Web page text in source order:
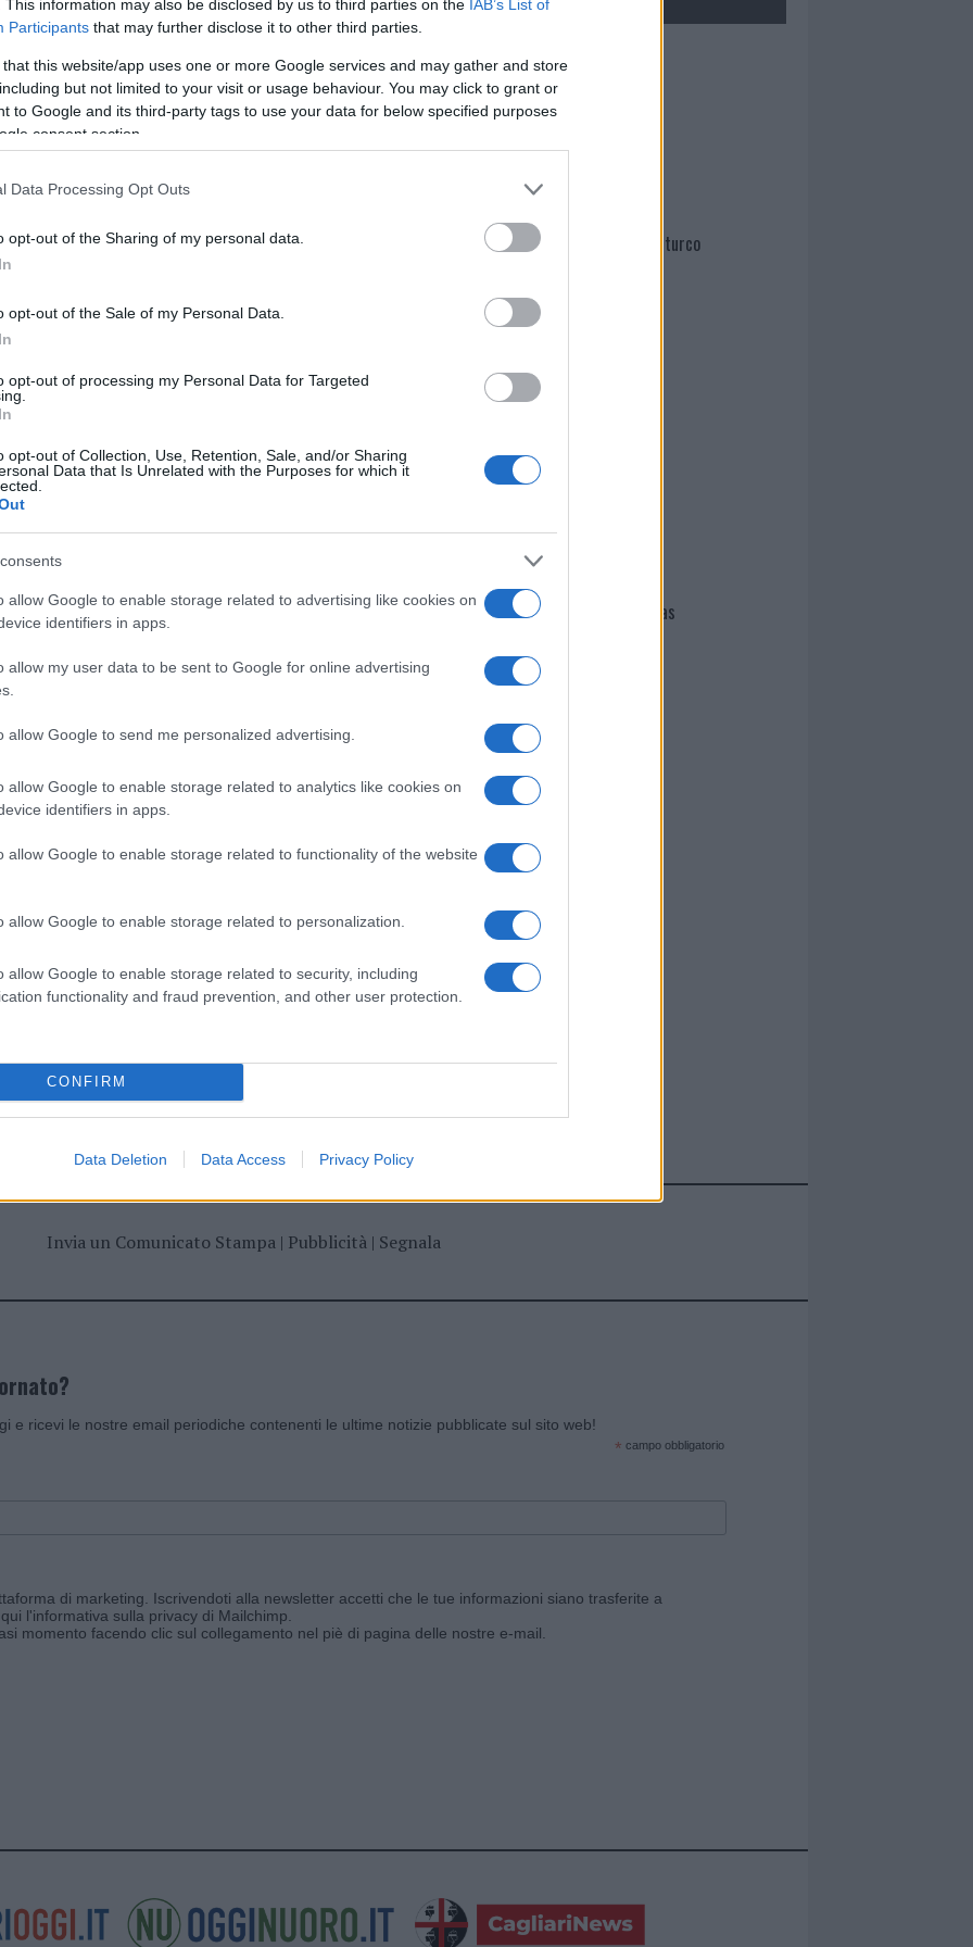
This information may also be disclosed by us to third parties on the IAB’s List of
Participants that may further disclose it to other third parties.
that this website/app uses one or more Google services and may gather and store
but not limited to your visit or usage behaviour. You may click to grant or
to Google and its third-party tags to use your data for below specified purposes
consent section.
Data Processing Opt Outs
opt-out of the Sharing of my personal data.
opt-out of the Sale of my Personal Data.
opt-out of processing my Personal Data for Targeted
opt-out of Collection, Use, Retention, Sale, and/or Sharing
Data that Is Unrelated with the Purposes for which it
allow Google to enable storage related to advertising like cookies on
identifiers in apps.
allow my user data to be sent to Google for online advertising
allow Google to send me personalized advertising.
allow Google to enable storage related to analytics like cookies on
identifiers in apps.
allow Google to enable storage related to functionality of the website
allow Google to enable storage related to personalization.
allow Google to enable storage related to security, including
functionality and fraud prevention, and other user protection.
CONFIRM
Data Deletion Data Access Privacy Policy
il presidente della Regione, Christian
per consolidare un modello di
sostituendo il parco macchine, sia di
con auto elettriche”. I Comuni possono
2019.
nella sezioneLogindal menù del sito o
di GalluraOggi.it
i tuoi video e le tue foto
+39 345 356 7512
news da
Prossimo articolo
Mario Malu
Paolo Pinna
Martina Agostina Diturco
Giovannimaria Cabras
Invia un Comunicato Stampa| Pubblicità| Segnala
e ricevi le nostre email periodiche contenenti le ultime notizie pubblicate sul sito web!
* campo obbligatorio
di marketing. Iscrivendoti alla newsletter accetti che le tue informazioni siano trasferite a
l'informativa sulla privacy di Mailchimp
momento facendo clic sul collegamento nel piè di pagina delle nostre e-mail.